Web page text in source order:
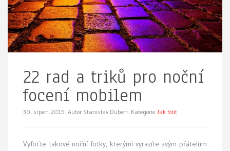
22 rad a triků pro noční
focení mobilem
30. srpen 2015. Autor Stanislav Duben. Kategorie Jak fotit
Vyfoťte takové noční fotky, kterými vyrazíte svým přátelům